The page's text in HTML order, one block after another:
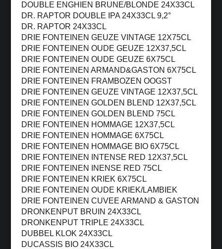
DOUBLE ENGHIEN BRUNE/BLONDE 24X33CL
DR. RAPTOR DOUBLE IPA 24X33CL 9,2°
DR. RAPTOR 24X33CL
DRIE FONTEINEN GEUZE VINTAGE 12X75CL
DRIE FONTEINEN OUDE GEUZE 12X37,5CL
DRIE FONTEINEN OUDE GEUZE 6X75CL
DRIE FONTEINEN ARMAND&GASTON 6X75CL
DRIE FONTEINEN FRAMBOZEN OOGST
DRIE FONTEINEN GEUZE VINTAGE 12X37,5CL
DRIE FONTEINEN GOLDEN BLEND 12X37,5CL
DRIE FONTEINEN GOLDEN BLEND 75CL
DRIE FONTEINEN HOMMAGE 12X37,5CL
DRIE FONTEINEN HOMMAGE 6X75CL
DRIE FONTEINEN HOMMAGE BIO 6X75CL
DRIE FONTEINEN INTENSE RED 12X37,5CL
DRIE FONTEINEN INENSE RED 75CL
DRIE FONTEINEN KRIEK 6X75CL
DRIE FONTEINEN OUDE KRIEK/LAMBIEK
DRIE FONTEINEN CUVEE ARMAND & GASTON
DRONKENPUT BRUIN 24X33CL
DRONKENPUT TRIPLE 24X33CL
DUBBEL KLOK 24X33CL
DUCASSIS BIO 24X33CL